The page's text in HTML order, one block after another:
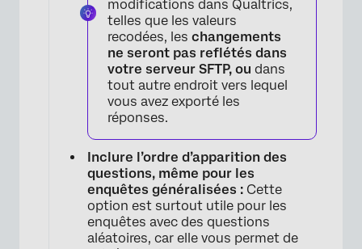
modifications dans Qualtrics,
telles que les valeurs
recodées, les changements
ne seront pas reflétés dans
votre serveur SFTP, ou dans
tout autre endroit vers lequel
vous avez exporté les
réponses.
Inclure l’ordre d’apparition des
questions, même pour les
enquêtes généralisées : Cette
option est surtout utile pour les
enquêtes avec des questions
aléatoires, car elle vous permet de